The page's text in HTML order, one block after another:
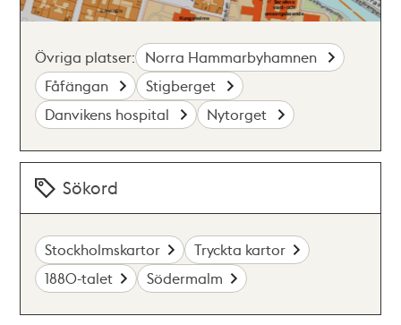
Övriga platser: Norra Hammarbyhamnen
Fåfängan
Stigberget
Danvikens hospital
Nytorget
Sökord
Stockholmskartor
Tryckta kartor
1880-talet
Södermalm